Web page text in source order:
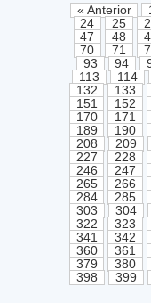
« Anterior
24
25
47
48
70
71
93
94
113
114
132
133
151
152
170
171
189
190
208
209
227
228
246
247
265
266
284
285
303
304
322
323
341
342
360
361
379
380
398
399